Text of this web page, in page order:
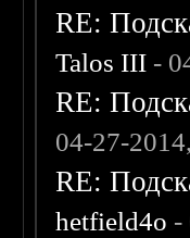
RE:
Talos III -
RE:
04-27-
RE:
hetfield4o -